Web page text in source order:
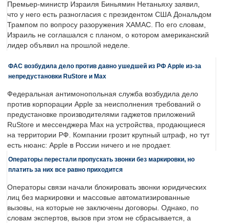
Премьер-министр Израиля Биньямин Нетаньяху заявил,
что у него есть разногласия с президентом США Дональдом
Трампом по вопросу разоружения ХАМАС. По его словам,
Израиль не соглашался с планом, о котором американский
лидер объявил на прошлой неделе.
ФАС возбудила дело против давно ушедшей из РФ Apple из-за
непредустановки RuStore и Max
Федеральная антимонопольная служба возбудила дело
против корпорации Apple за неисполнения требований о
предустановке производителями гаджетов приложений
RuStore и мессенджера Max на устройства, продающиеся
на территории РФ. Компании грозит крупный штраф, но тут
есть нюанс: Apple в России ничего и не продает.
Операторы перестали пропускать звонки без маркировки, но
платить за них все равно приходится
Операторы связи начали блокировать звонки юридических
лиц без маркировки и массовые автоматизированные
вызовы, на которые не заключены договоры. Однако, по
словам экспертов, вызов при этом не сбрасывается, а